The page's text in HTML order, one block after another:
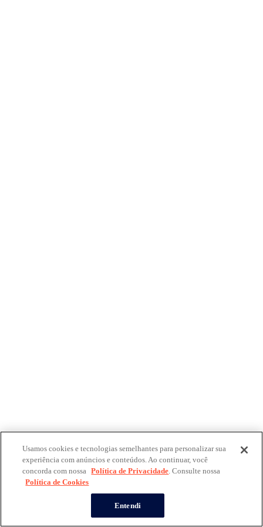
Usamos cookies e tecnologias semelhantes para personalizar sua
experiência com anúncios e conteúdos. Ao continuar, você
concorda com nossa Política de Privacidade. Consulte nossa
Política de Cookies
Entendi